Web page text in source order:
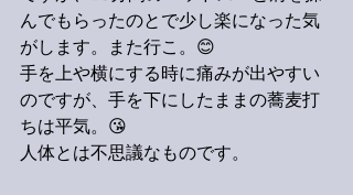
んでもらったのとで少し楽になった気
がします。また行こ。😊
手を上や横にする時に痛みが出やすい
のですが、手を下にしたままの蕎麦打
ちは平気。😘
人体とは不思議なものです。